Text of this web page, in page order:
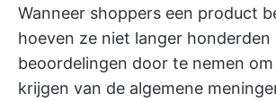
Wanneer shoppers een product
hoeven ze niet langer honderden
beoordelingen door te nemen
krijgen van de algemene